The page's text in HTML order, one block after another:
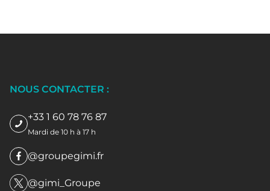
NOUS CONTACTER :
+33 1 60 78 76 87
Mardi de 10 h à 17 h
@groupegimi.fr
@gimi_Groupe